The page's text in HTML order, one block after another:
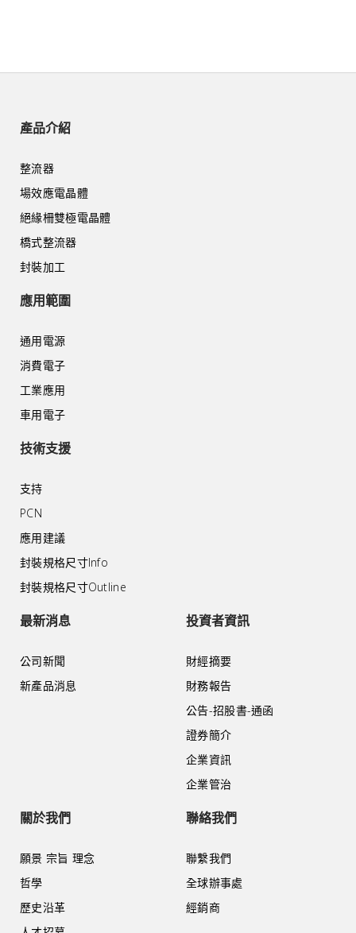
產品介紹
整流器
場效應電晶體
絕緣柵雙極電晶體
橋式整流器
封裝加工
應用範圍
通用電源
消費電子
工業應用
車用電子
技術支援
支持
PCN
應用建議
封裝規格尺寸Info
封裝規格尺寸Outline
最新消息
公司新聞
新產品消息
投資者資訊
財經摘要
財務報告
公告-招股書-通函
證券簡介
企業資訊
企業管治
關於我們
願景 宗旨 理念
哲學
歷史沿革
聯絡我們
聯繫我們
全球辦事處
經銷商